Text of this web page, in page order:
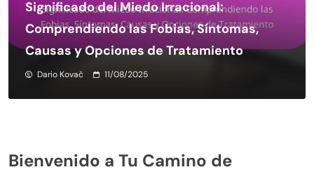
Significado del Miedo Irracional:
Comprendiendo las Fobias, Síntomas,
Causas y Opciones de Tratamiento
Dario Kovač 11/08/2025
Bienvenido a Tu Camino de